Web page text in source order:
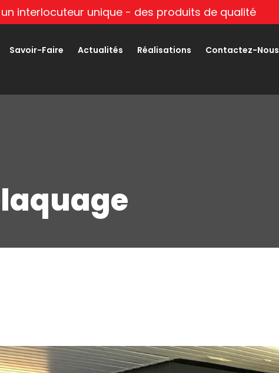
interlocuteur unique - des produits de qualité
Savoir-Faire Actualités Réalisations Contactez-Nous